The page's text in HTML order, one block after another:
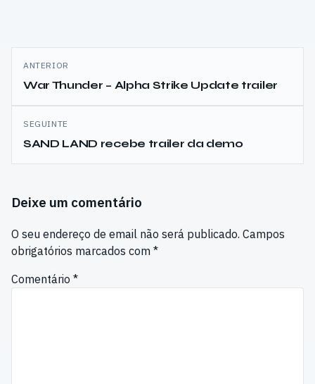
Navegação
de
artigos
ANTERIOR
War Thunder – Alpha Strike Update trailer
SEGUINTE
SAND LAND recebe trailer da demo
Deixe um comentário
O seu endereço de email não será publicado. Campos
obrigatórios marcados com *
Comentário *